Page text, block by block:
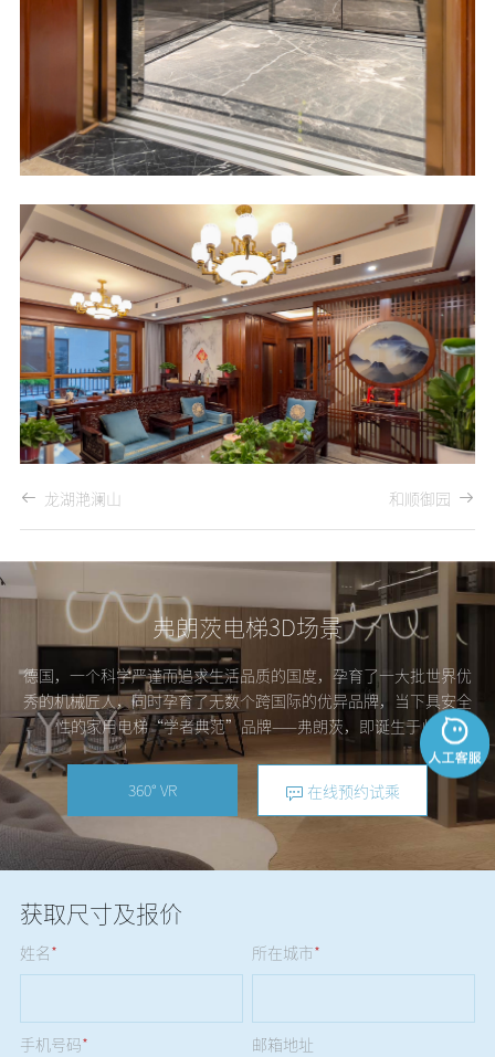
龙湖滟澜山 和顺御园
弗朗茨电梯3D场景
德国，一个科学严谨而追求生活品质的国度，孕育了一大批世界优
秀的机械匠人，同时孕育了无数个跨国际的优异品牌，当下具安全
性的家用电梯“学者典范”品牌——弗朗茨，即诞生于此!
360° VR 在线预约试乘
获取尺寸及报价
姓名* 所在城市*
手机号码* 邮箱地址